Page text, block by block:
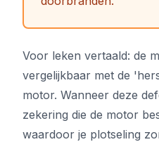
Voor leken vertaald: de
vergelijkbaar met de
motor. Wanneer deze
zekering die de motor
waardoor je plotseling